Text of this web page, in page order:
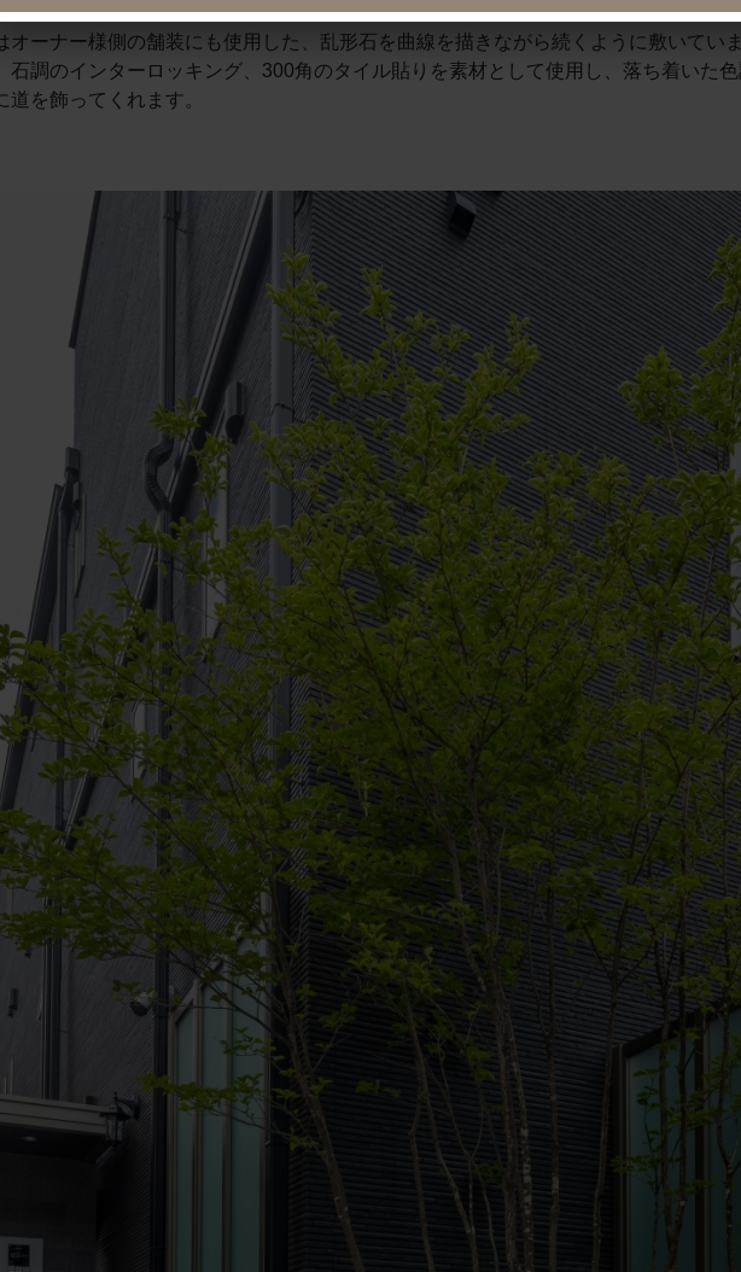
オーナー様側の舗装にも使用した、乱形石を曲線を描きながら続くように敷いてい
石調のインターロッキング、300角のタイル貼りを素材として使用し、落ち着いた
道を飾ってくれます。